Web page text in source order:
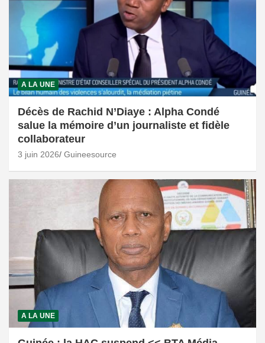
A LA UNE
Décès de Rachid N’Diaye : Alpha Condé
salue la mémoire d’un journaliste et fidèle
collaborateur
3 juin 2026 Guineesource
A LA UNE